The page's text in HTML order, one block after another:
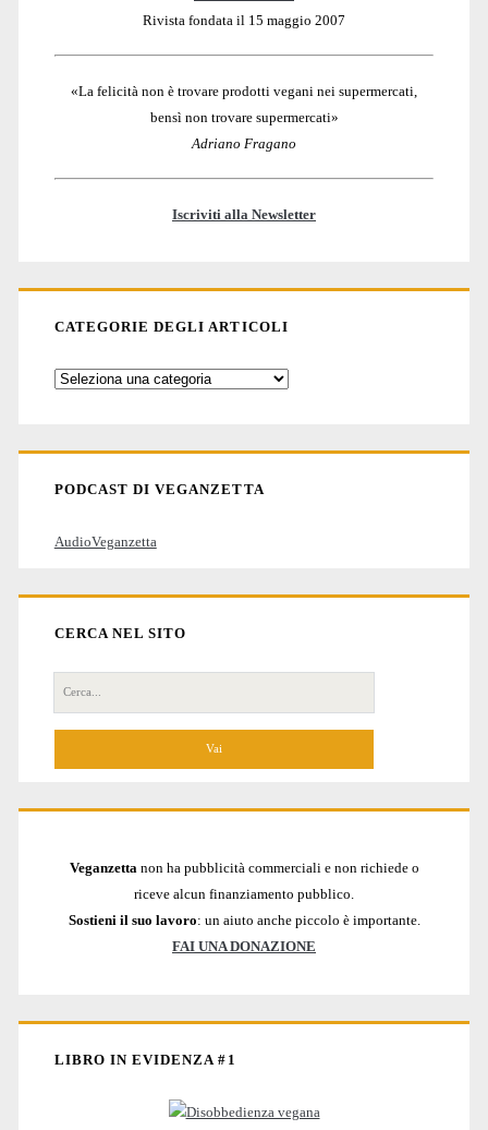
Rivista fondata il 15 maggio 2007
«La felicità non è trovare prodotti vegani nei supermercati,
bensì non trovare supermercati»
Adriano Fragano
Iscriviti alla Newsletter
CATEGORIE DEGLI ARTICOLI
Categorie
PODCAST DI VEGANZETTA
AudioVeganzetta
CERCA NEL SITO
Cerca
per:
Veganzetta non ha pubblicità commerciali e non richiede o
riceve alcun finanziamento pubblico.
Sostieni il suo lavoro: un aiuto anche piccolo è importante.
FAI UNA DONAZIONE
LIBRO IN EVIDENZA #1